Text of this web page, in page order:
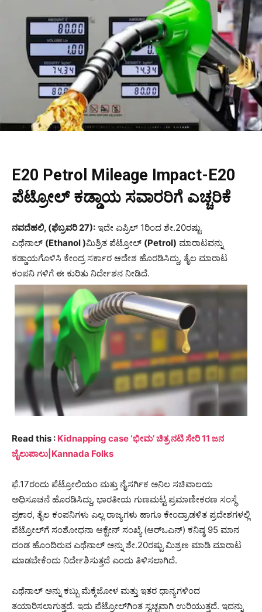
E20 Petrol Mileage Impact-E20
ಪೆಟ್ರೋಲ್ ಕಡ್ಡಾಯ ಸವಾರರಿಗೆ ಎಚ್ಚರಿಕೆ
ನವದೆಹಲಿ, (ಫೆಬ್ರವರಿ 27): ಇದೇ ಏಪ್ರಿಲ್ 1ರಿಂದ ಶೇ.20ರಷ್ಟು
ಎಥೆನಾಲ್ (Ethanol )ಮಿಶ್ರಿತ ಪೆಟ್ರೋಲ್ (Petrol) ಮಾರಾಟವನ್ನು
ಕಡ್ಡಾಯಗೊಳಿಸಿ ಕೇಂದ್ರ ಸರ್ಕಾರ ಆದೇಶ ಹೊರಡಿಸಿದ್ದು, ತೈಲ ಮಾರಾಟ
ಕಂಪನಿ ಗಳಿಗೆ ಈ ಕುರಿತು ನಿರ್ದೇಶನ ನೀಡಿದೆ.
Read this : Kidnapping case ‘ಭೀಮ’ ಚಿತ್ರ ನಟಿ ಸೇರಿ 11 ಜನ
ಜೈಲುಪಾಲು|Kannada Folks
ಫೆ.17ರಂದು ಪೆಟ್ರೋಲಿಯಂ ಮತ್ತು ನೈಸರ್ಗಿಕ ಅನಿಲ ಸಚಿವಾಲಯ
ಅಧಿಸೂಚನೆ ಹೊರಡಿಸಿದ್ದು, ಭಾರತೀಯ ಗುಣಮಟ್ಟ ಪ್ರಮಾಣೀಕರಣ ಸಂಸ್ಥೆ
ಪ್ರಕಾರ, ತೈಲ ಕಂಪನಿಗಳು ಎಲ್ಲ ರಾಜ್ಯಗಳು ಹಾಗೂ ಕೇಂದ್ರಾಡಳಿತ ಪ್ರದೇಶಗಳಲ್ಲಿ
ಪೆಟ್ರೋಲ್‌ಗೆ ಸಂಶೋಧನಾ ಆಕ್ಟೇನ್ ಸಂಖ್ಯೆ (ಆರ್‌ಒಎನ್) ಕನಿಷ್ಠ 95 ಮಾನ
ದಂಡ ಹೊಂದಿರುವ ಎಥೆನಾಲ್ ಅನ್ನು ಶೇ.20ರಷ್ಟು ಮಿಶ್ರಣ ಮಾಡಿ ಮಾರಾಟ
ಮಾಡಬೇಕೆಂದು ನಿರ್ದೇಶಿಸುತ್ತದೆ ಎಂದು ತಿಳಿಸಲಾಗಿದೆ.
ಎಥೆನಾಲ್ ಅನ್ನು ಕಬ್ಬು ಮೆಕ್ಕೆಜೋಳ ಮತ್ತು ಇತರ ಧಾನ್ಯಗಳಿಂದ
ತಯಾರಿಸಲಾಗುತ್ತದೆ. ಇದು ಪೆಟ್ರೋಲ್‌ಗಿಂತ ಸ್ವಚ್ಛವಾಗಿ ಉರಿಯುತ್ತದೆ. ಇದನ್ನು